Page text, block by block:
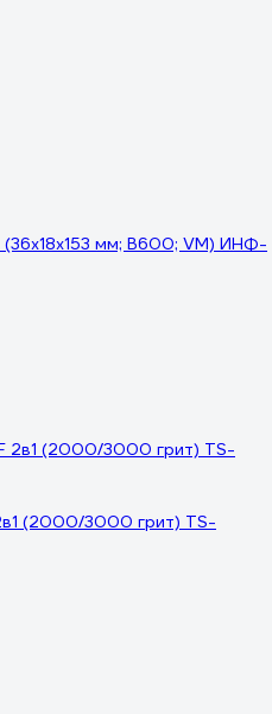
мм; B600; VM) ИНФ-
(2000/3000 грит) TS-